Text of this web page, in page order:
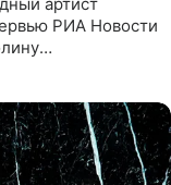
РИА Новости